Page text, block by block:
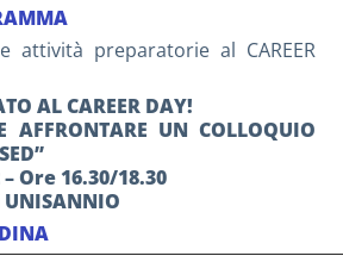
attività preparatorie al CAREER
AL CAREER DAY!
AFFRONTARE UN COLLOQUIO
– Ore 16.30/18.30